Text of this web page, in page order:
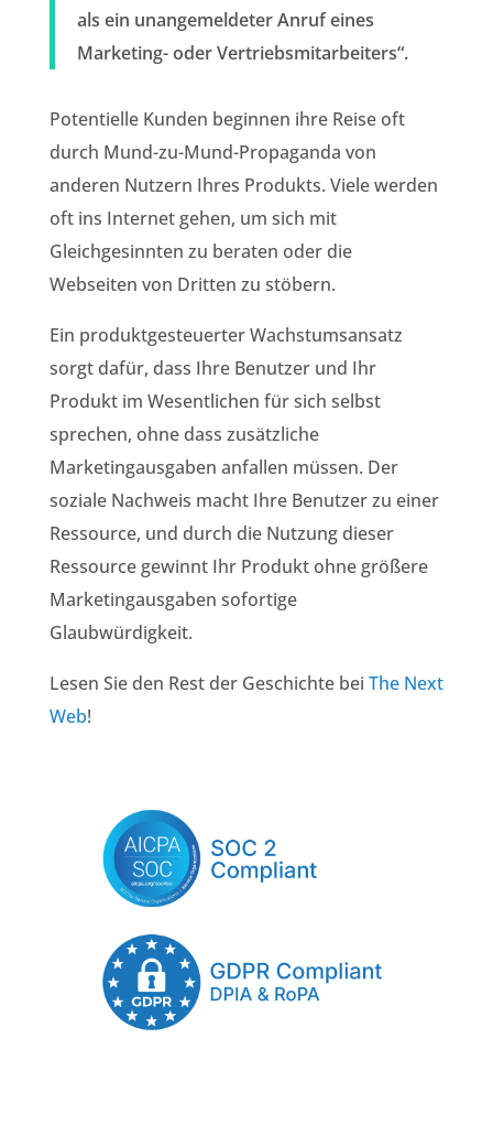
als ein unangemeldeter Anruf eines
Marketing- oder Vertriebsmitarbeiters“.
Potentielle Kunden beginnen ihre Reise oft
durch Mund-zu-Mund-Propaganda von
anderen Nutzern Ihres Produkts. Viele werden
oft ins Internet gehen, um sich mit
Gleichgesinnten zu beraten oder die
Webseiten von Dritten zu stöbern.
Ein produktgesteuerter Wachstumsansatz
sorgt dafür, dass Ihre Benutzer und Ihr
Produkt im Wesentlichen für sich selbst
sprechen, ohne dass zusätzliche
Marketingausgaben anfallen müssen. Der
soziale Nachweis macht Ihre Benutzer zu einer
Ressource, und durch die Nutzung dieser
Ressource gewinnt Ihr Produkt ohne größere
Marketingausgaben sofortige
Glaubwürdigkeit.
Lesen Sie den Rest der Geschichte bei The Next
Web!